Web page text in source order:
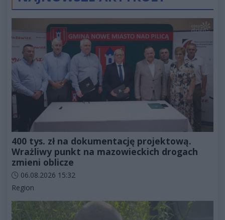
400 tys. zł na dokumentację projektową.
Wrażliwy punkt na mazowieckich drogach
zmieni oblicze
Data dodania artykułu:
06.08.2026 15:32
Kategorie artykułu:
Region